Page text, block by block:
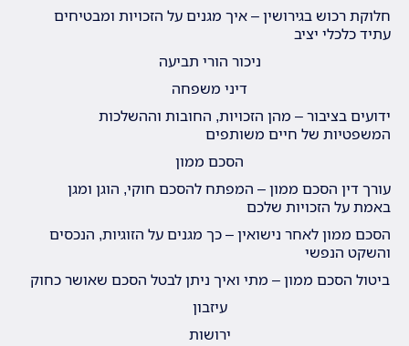
חלוקת רכוש בגירושין – איך מגנים על הזכויות ומבטיחים
עתיד כלכלי יציב
ניכור הורי תביעה
דיני משפחה
ידועים בציבור – מהן הזכויות, החובות וההשלכות
המשפטיות של חיים משותפים
הסכם ממון
עורך דין הסכם ממון – המפתח להסכם חוקי, הוגן ומגן
באמת על הזכויות שלכם
הסכם ממון לאחר נישואין – כך מגנים על הזוגיות, הנכסים
והשקט הנפשי
ביטול הסכם ממון – מתי ואיך ניתן לבטל הסכם שאושר כחוק
עיזבון
ירושות